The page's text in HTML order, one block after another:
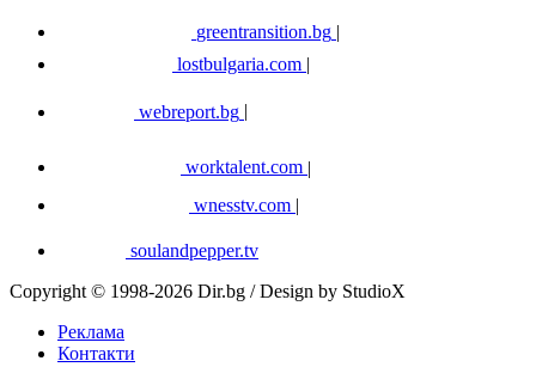
greentransition.bg |
lostbulgaria.com |
webreport.bg
worktalent.com |
wnesstv.com |
soulandpepper.tv
Copyright © 1998-2026 Dir.bg / Design by StudioX
Реклама
Контакти